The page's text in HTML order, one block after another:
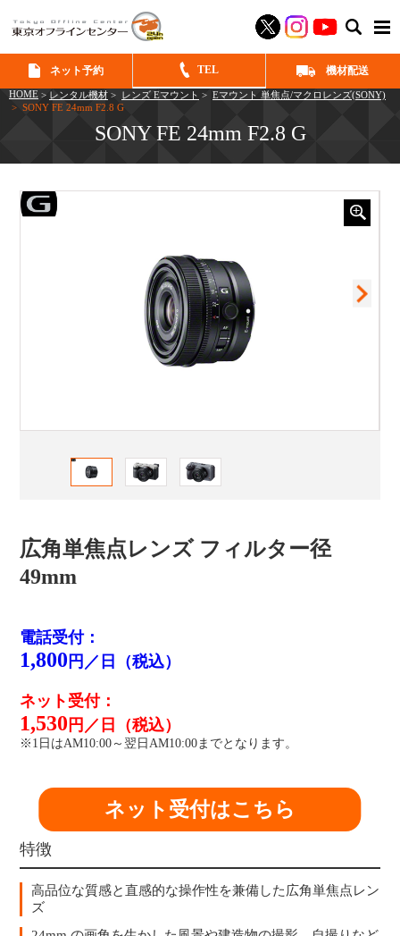
ネット予約 TEL 機材配送
HOME > レンタル機材 > レンズ Eマウント > Eマウント 単焦点/マクロレンズ(SONY)
> SONY FE 24mm F2.8 G
SONY FE 24mm F2.8 G
広角単焦点レンズ フィルター径
49mm
電話受付：
1,800 円／日（税込）
ネット受付：
1,530 円／日（税込）
※1日はAM10:00～翌日AM10:00までとなります。
ネット受付はこちら
特徴
高品位な質感と直感的な操作性を兼備した広角単焦点レン
ズ